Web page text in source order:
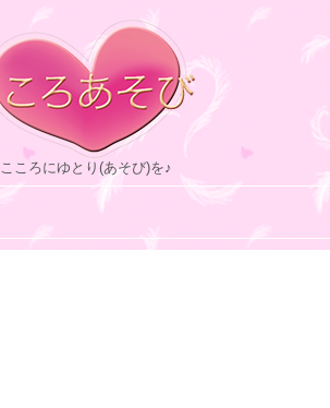
こころにゆとり(あそび)を♪